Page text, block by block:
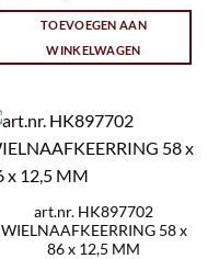
TOEVOEGEN AAN
WINKELWAGEN
art.nr. HK897702
WIELNAAFKEERRING 58 x
86 x 12,5 MM